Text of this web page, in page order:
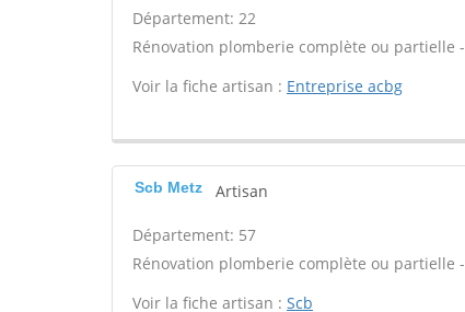
Département: 22
Rénovation plomberie complète ou partielle -
Voir la fiche artisan : Entreprise acbg
Scb Metz Artisan
Département: 57
Rénovation plomberie complète ou partielle -
Voir la fiche artisan : Scb